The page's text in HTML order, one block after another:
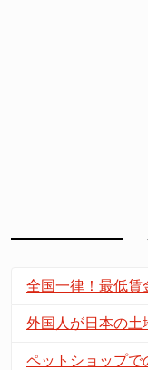
全国一律！最低
外国人が日本の土
ペットショップで